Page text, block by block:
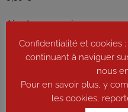
Ajouter au panier
Confidentialité et cookies
continuant à naviguer
nous
Pour en savoir plus, y
les cookies,